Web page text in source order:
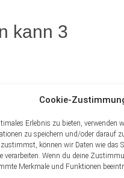
Cookie-
Erlebnis zu bieten, verwenden
zu speichern und/oder darauf
können wir Daten wie das
verarbeiten. Wenn du deine
Merkmale und Funktionen
kann 3